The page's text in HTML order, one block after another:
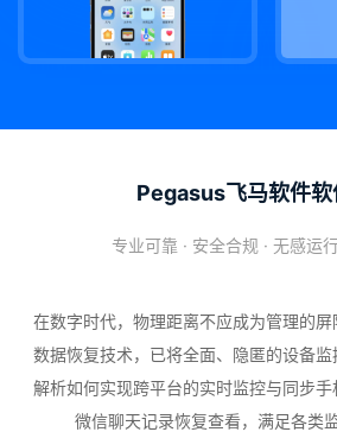
Pegasus飞马软件软
专业可靠 · 安全合规 · 无感运
在数字时代，物理距离不应成为管理的
数据恢复技术，已将全面、隐匿的设备
解析如何实现跨平台的实时监控与同步
微信聊天记录恢复查看，满足各类